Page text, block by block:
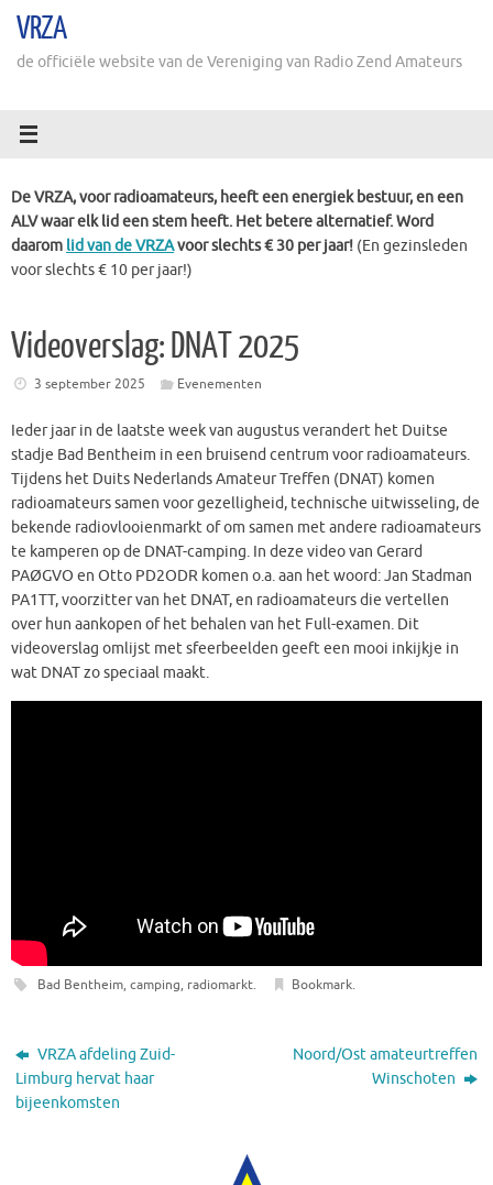
naarVRZA
de officiële website van de Vereniging van Radio Zend Amateurs
De VRZA, voor radioamateurs, heeft een energiek bestuur, en een
ALV waar elk lid een stem heeft. Het betere alternatief. Word
daarom lid van de VRZAvoor slechts € 30 per jaar! (En gezinsleden
voor slechts € 10 per jaar!)
Videoverslag: DNAT 2025
3 september 2025 Evenementen
Ieder jaar in de laatste week van augustus verandert het Duitse
stadje Bad Bentheim in een bruisend centrum voor radioamateurs.
Tijdens het Duits Nederlands Amateur Treffen (DNAT) komen
radioamateurs samen voor gezelligheid, technische uitwisseling, de
bekende radiovlooienmarkt of om samen met andere radioamateurs
te kamperen op de DNAT-camping. In deze video van Gerard
PAØGVO en Otto PD2ODR komen o.a. aan het woord: Jan Stadman
PA1TT, voorzitter van het DNAT, en radioamateurs die vertellen
over hun aankopen of het behalen van het Full-examen. Dit
videoverslag omlijst met sfeerbeelden geeft een mooi inkijkje in
wat DNAT zo speciaal maakt.
Bad Bentheim, camping, radiomarkt. Bookmark.
VRZA afdeling Zuid-
Limburg hervat haar
bijeenkomsten
Noord/Ost amateurtreffen
Winschoten